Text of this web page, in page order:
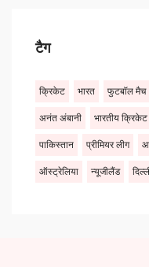
टैग
क्रिकेट भारत फुटबॉल मैच
अनंत अंबानी भारतीय क्रिकेट
पाकिस्तान प्रीमियर लीग
ऑस्ट्रेलिया न्यूजीलैंड